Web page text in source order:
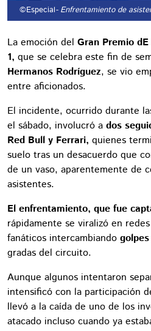
©Especial- Enfrentamiento de
La emoción del Gran Premio
1, que se celebra este fin de
Hermanos Rodríguez, se vio
entre aficionados.
El incidente, ocurrido durante
el sábado, involucró a dos
Red Bull y Ferrari, quienes
suelo tras un desacuerdo que
de un vaso, aparentemente de
asistentes.
El enfrentamiento, que fue
rápidamente se viralizó en
fanáticos intercambiando
gradas del circuito.
Aunque algunos intentaron
intensificó con la participación
llevó a la caída de uno de los
atacado incluso cuando ya